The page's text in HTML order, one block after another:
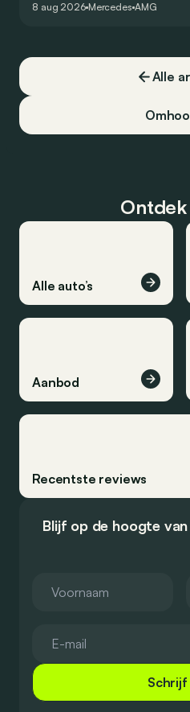
8 aug 2026 Mercedes AMG
Alle
Alle auto’s
Aanbod
Recentste reviews
Blijf op de hoogte
Schrijf